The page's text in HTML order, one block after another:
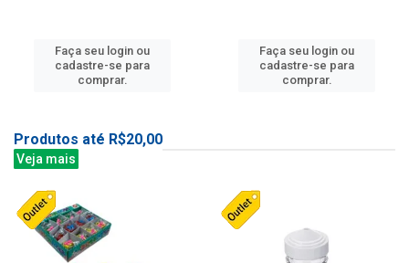
Faça seu login ou
cadastre-se para
comprar.
Faça seu login ou
cadastre-se para
comprar.
Produtos até R$20,00
Veja mais